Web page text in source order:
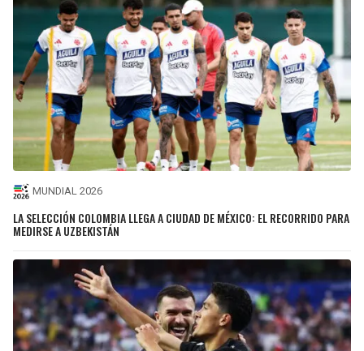
MUNDIAL 2026
LA SELECCIÓN COLOMBIA LLEGA A CIUDAD DE MÉXICO: EL RECORRIDO PARA
MEDIRSE A UZBEKISTÁN